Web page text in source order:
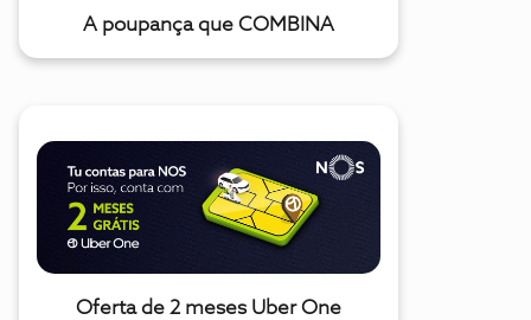
A poupança que COMBINA
Oferta de 2 meses Uber One